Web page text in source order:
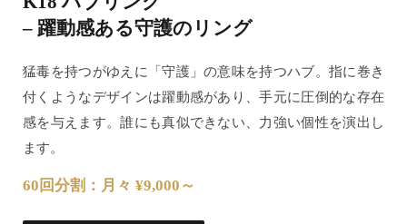
– 躍動感ある守護のリング
猛毒を持つがゆえに「守護」の意味を持つハブ。指に巻き
付くようなデザインは躍動感があり、手元に圧倒的な存在
感を与えます。誰にも真似できない、力強い個性を演出し
ます。
60回分割：月々 ¥9,000～